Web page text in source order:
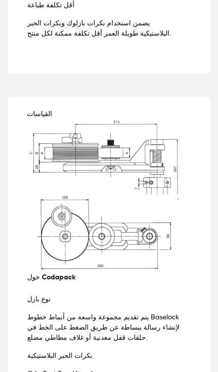
أقل تكلفة طباعة
يضمن استخدام بكرات بازلوك وبكرات الحبر
البلاستيكية طويلة العمر أقل تكلفة ممكنة لكل منتج.
القياسات
حول Codapack
نوع بازل
يتم تقديم مجموعة واسعة من أنماط خطوط Baselock
لإنشاء رسالة ببساطة عن طريق الضغط على الخط في
حلقات قفل معدنية أو غلاف مطاطي مضلع.
بكرات الحبر البلاستيكية